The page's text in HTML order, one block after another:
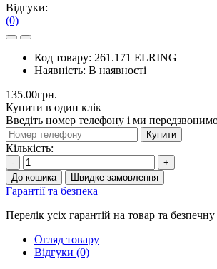
Відгуки:
(0)
Код товару: 261.171 ELRING
Наявність: В наявності
135.00грн.
Купити в один клік
Введіть номер телефону і ми
Купити
Кількість:
-
+
До кошика
Швидке замовлення
Гарантії та безпека
Перелік усіх гарантій на товар та
Огляд товару
Відгуки (0)